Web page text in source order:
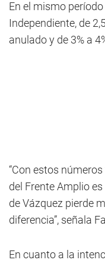
En el mismo
Independiente, de
anulado y de 3% a
“Con estos
del Frente Amplio
de Vázquez pierde
diferencia”, señala
En cuanto a la